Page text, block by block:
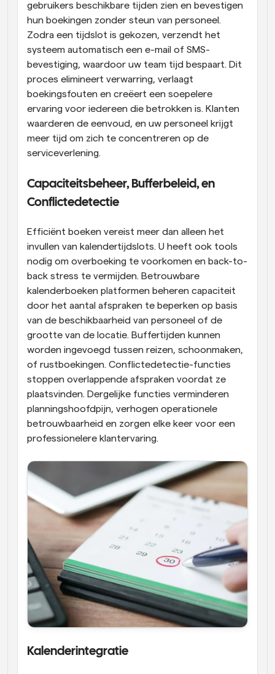
gebruikers beschikbare tijden zien en bevestigen
hun boekingen zonder steun van personeel.
Zodra een tijdslot is gekozen, verzendt het
systeem automatisch een e-mail of SMS-
bevestiging, waardoor uw team tijd bespaart. Dit
proces elimineert verwarring, verlaagt
boekingsfouten en creëert een soepelere
ervaring voor iedereen die betrokken is. Klanten
waarderen de eenvoud, en uw personeel krijgt
meer tijd om zich te concentreren op de
serviceverlening.
Capaciteitsbeheer, Bufferbeleid, en
Conflictedetectie
Efficiënt boeken vereist meer dan alleen het
invullen van kalendertijdslots. U heeft ook tools
nodig om overboeking te voorkomen en back-to-
back stress te vermijden. Betrouwbare
kalenderboeken platformen beheren capaciteit
door het aantal afspraken te beperken op basis
van de beschikbaarheid van personeel of de
grootte van de locatie. Buffertijden kunnen
worden ingevoegd tussen reizen, schoonmaken,
of rustboekingen. Conflictedetectie-functies
stoppen overlappende afspraken voordat ze
plaatsvinden. Dergelijke functies verminderen
planningshoofdpijn, verhogen operationele
betrouwbaarheid en zorgen elke keer voor een
professionelere klantervaring.
Kalenderintegratie